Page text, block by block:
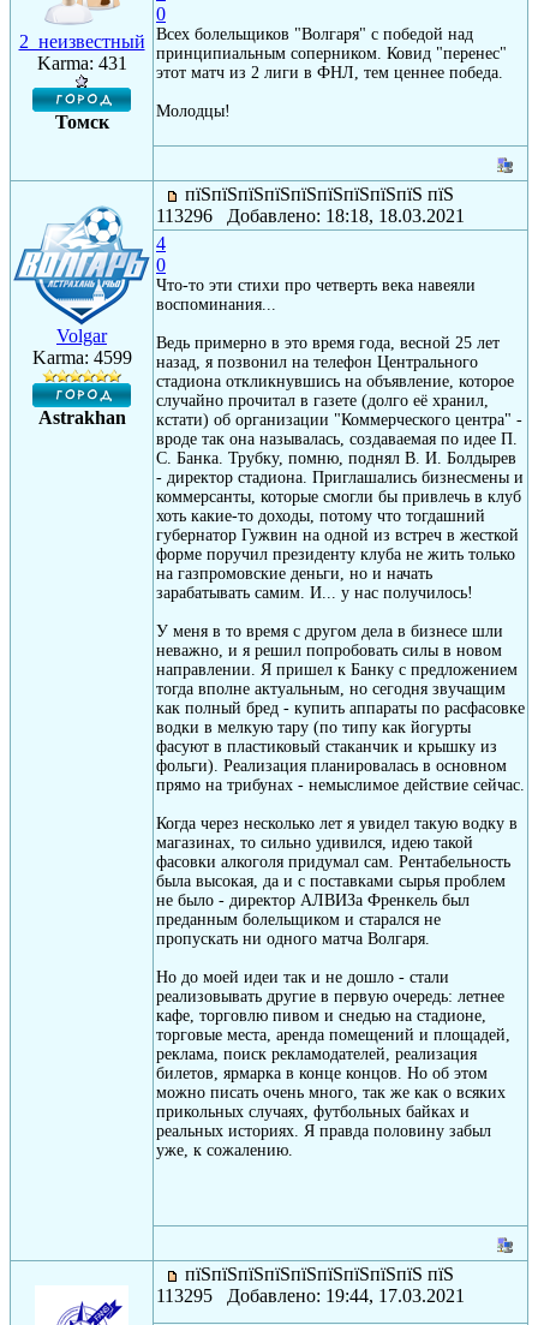
2_неизвестный
Karma: 431
Томск
0
Всех болельщиков "Волгаря" с победой над
принципиальным соперником. Ковид "перенес"
этот матч из 2 лиги в ФНЛ, тем ценнее победа.
Молодцы!
Volgar
Karma: 4599
Astrakhan
пїЅпїЅпїЅпїЅпїЅпїЅпїЅпїЅпїЅ пїЅ
113296 Добавлено: 18:18, 18.03.2021
4
0
Что-то эти стихи про четверть века навеяли
воспоминания...
Ведь примерно в это время года, весной 25 лет
назад, я позвонил на телефон Центрального
стадиона откликнувшись на объявление, которое
случайно прочитал в газете (долго её хранил,
кстати) об организации "Коммерческого центра" -
вроде так она называлась, создаваемая по идее П.
С. Банка. Трубку, помню, поднял В. И. Болдырев
- директор стадиона. Приглашались бизнесмены и
коммерсанты, которые смогли бы привлечь в клуб
хоть какие-то доходы, потому что тогдашний
губернатор Гужвин на одной из встреч в жесткой
форме поручил президенту клуба не жить только
на газпромовские деньги, но и начать
зарабатывать самим. И... у нас получилось!
У меня в то время с другом дела в бизнесе шли
неважно, и я решил попробовать силы в новом
направлении. Я пришел к Банку с предложением
тогда вполне актуальным, но сегодня звучащим
как полный бред - купить аппараты по расфасовке
водки в мелкую тару (по типу как йогурты
фасуют в пластиковый стаканчик и крышку из
фольги). Реализация планировалась в основном
прямо на трибунах - немыслимое действие сейчас.
Когда через несколько лет я увидел такую водку в
магазинах, то сильно удивился, идею такой
фасовки алкоголя придумал сам. Рентабельность
была высокая, да и с поставками сырья проблем
не было - директор АЛВИЗа Френкель был
преданным болельщиком и старался не
пропускать ни одного матча Волгаря.
Но до моей идеи так и не дошло - стали
реализовывать другие в первую очередь: летнее
кафе, торговлю пивом и снедью на стадионе,
торговые места, аренда помещений и площадей,
реклама, поиск рекламодателей, реализация
билетов, ярмарка в конце концов. Но об этом
можно писать очень много, так же как о всяких
прикольных случаях, футбольных байках и
реальных историях. Я правда половину забыл
уже, к сожалению.
пїЅпїЅпїЅпїЅпїЅпїЅпїЅпїЅпїЅ пїЅ
113295 Добавлено: 19:44, 17.03.2021